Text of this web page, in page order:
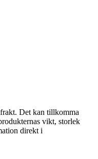
Det kan tillkomma
vikt, storlek
direkt i